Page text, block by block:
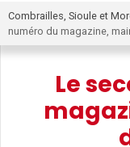
Combrailles, Sioule et
numéro du magazine,
Le